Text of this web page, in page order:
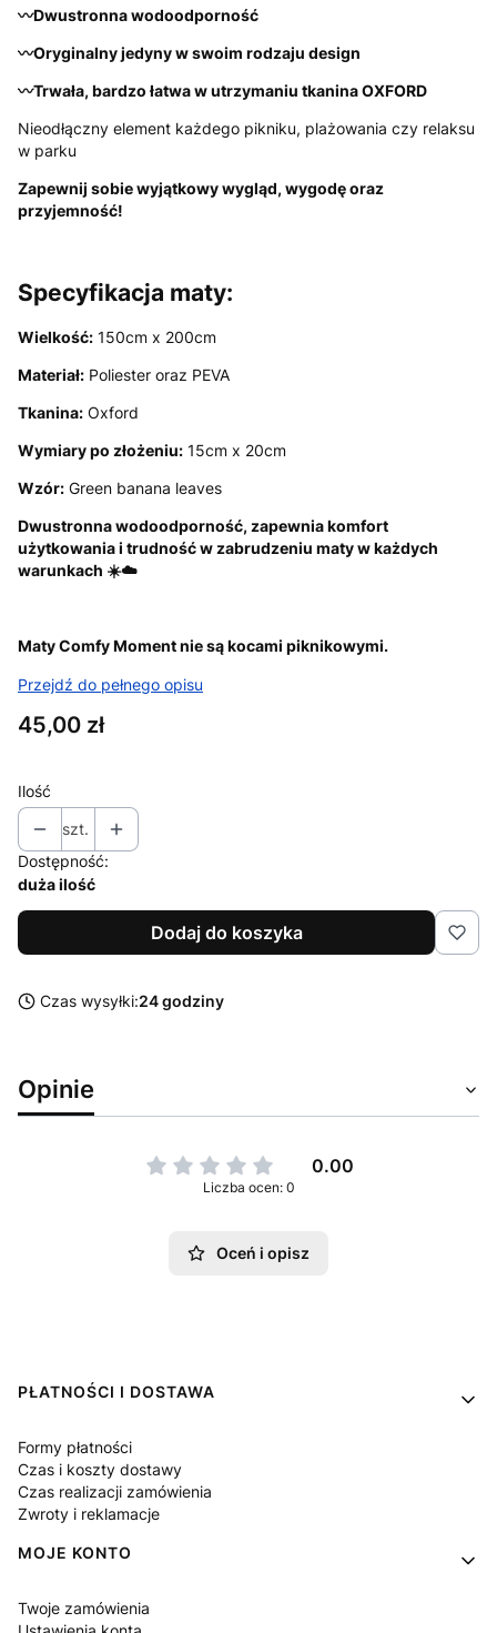
〰️Dwustronna wodoodporność
〰️Oryginalny jedyny w swoim rodzaju design
〰️Trwała, bardzo łatwa w utrzymaniu tkanina OXFORD
Nieodłączny element każdego pikniku, plażowania czy relaksu
w parku
Zapewnij sobie wyjątkowy wygląd, wygodę oraz
przyjemność!
Specyfikacja maty:
Wielkość: 150cm x 200cm
Materiał: Poliester oraz PEVA
Tkanina: Oxford
Wymiary po złożeniu: 15cm x 20cm
Wzór: Green banana leaves
Dwustronna wodoodporność, zapewnia komfort
użytkowania i trudność w zabrudzeniu maty w każdych
warunkach ☀️☁️
Maty Comfy Moment nie są kocami piknikowymi.
Przejdź do pełnego opisu
Cena
45,00 zł
Ilość
szt.
Dostępność:
duża ilość
Dodaj do koszyka
Czas wysyłki:24 godziny
Opinie
0.00
Liczba ocen: 0
Oceń i opisz
Linki w stopce
PŁATNOŚCI I DOSTAWA
Formy płatności
Czas i koszty dostawy
Czas realizacji zamówienia
Zwroty i reklamacje
MOJE KONTO
Twoje zamówienia